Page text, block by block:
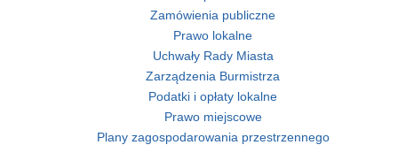
Zamówienia publiczne
Prawo lokalne
Uchwały Rady Miasta
Zarządzenia Burmistrza
Podatki i opłaty lokalne
Prawo miejscowe
Plany zagospodarowania przestrzennego